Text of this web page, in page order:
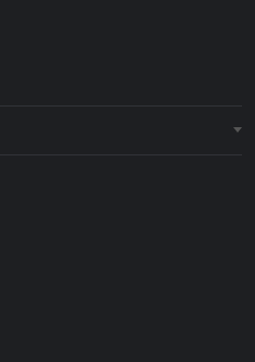
Key)?
(CD Key)?
Key)?
(CD Key)?
Key)?